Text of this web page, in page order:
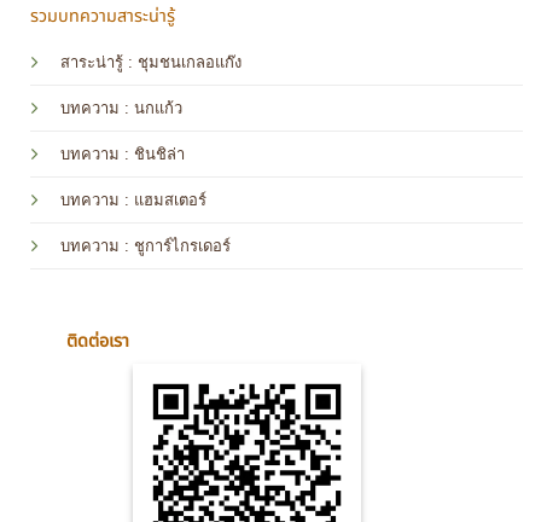
รวมบทความสาระน่ารู้
สาระน่ารู้ : ชุมชนเกลอแก๊ง
บทความ : นกแก้ว
บทความ : ชินชิล่า
บทความ : แฮมสเตอร์
บทความ : ชูการ์ไกรเดอร์
ติดต่อเรา